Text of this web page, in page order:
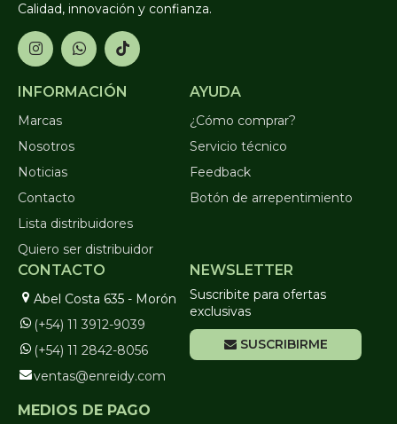
Calidad, innovación y confianza.
INFORMACIÓN
Marcas
Nosotros
Noticias
Contacto
Lista distribuidores
Quiero ser distribuidor
AYUDA
¿Cómo comprar?
Servicio técnico
Feedback
Botón de arrepentimiento
CONTACTO
Abel Costa 635 - Morón
(+54) 11 3912-9039
(+54) 11 2842-8056
ventas@enreidy.com
NEWSLETTER
Suscribite para ofertas
exclusivas
SUSCRIBIRME
MEDIOS DE PAGO